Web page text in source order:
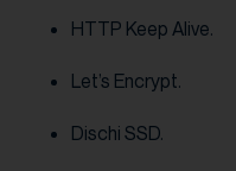
HTTP Keep Alive.
Let’s Encrypt.
Dischi SSD.